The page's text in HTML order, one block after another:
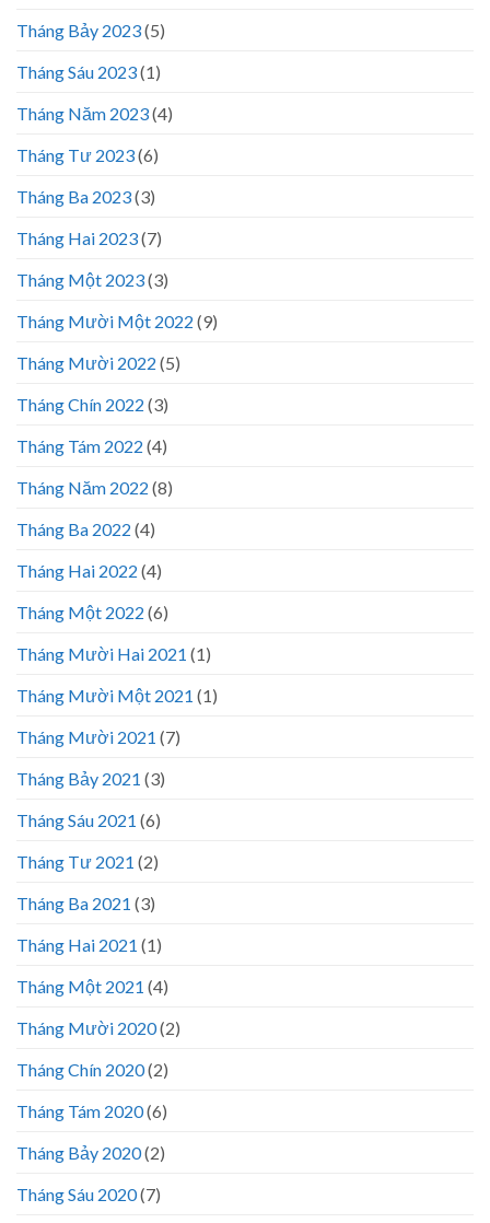
Tháng Bảy 2023(5)
Tháng Sáu 2023(1)
Tháng Năm 2023(4)
Tháng Tư 2023(6)
Tháng Ba 2023(3)
Tháng Hai 2023(7)
Tháng Một 2023(3)
Tháng Mười Một 2022 (9)
Tháng Mười 2022 (5)
Tháng Chín 2022 (3)
Tháng Tám 2022 (4)
Tháng Năm 2022 (8)
Tháng Ba 2022 (4)
Tháng Hai 2022 (4)
Tháng Một 2022 (6)
Tháng Mười Hai 2021 (1)
Tháng Mười Một 2021 (1)
Tháng Mười 2021 (7)
Tháng Bảy 2021 (3)
Tháng Sáu 2021 (6)
Tháng Tư 2021 (2)
Tháng Ba 2021 (3)
Tháng Hai 2021 (1)
Tháng Một 2021 (4)
Tháng Mười 2020(2)
Tháng Chín 2020(2)
Tháng Tám 2020(6)
Tháng Bảy 2020(2)
Tháng Sáu 2020(7)